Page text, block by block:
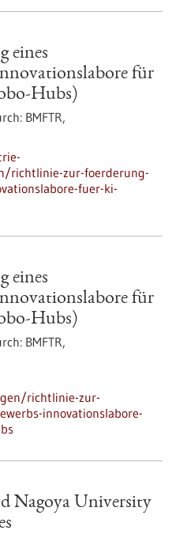
eines
für
Hubs)
BMFTR,
richtlinie-zur-foerderung-
fuer-ki-
eines
für
Hubs)
BMFTR,
richtlinie-zur-
innovationslabore-
Nagoya University